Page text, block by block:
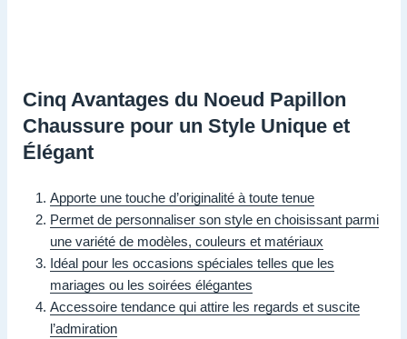
Cinq Avantages du Noeud Papillon
Chaussure pour un Style Unique et
Élégant
Apporte une touche d’originalité à toute tenue
Permet de personnaliser son style en choisissant parmi
une variété de modèles, couleurs et matériaux
Idéal pour les occasions spéciales telles que les
mariages ou les soirées élégantes
Accessoire tendance qui attire les regards et suscite
l’admiration